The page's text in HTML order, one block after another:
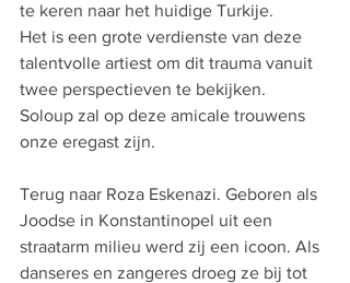
te keren naar het huidige Turkije.
Het is een grote verdienste van deze
talentvolle artiest om dit trauma vanuit
twee perspectieven te bekijken.
Soloup zal op deze amicale trouwens
onze eregast zijn.
Terug naar Roza Eskenazi. Geboren als
Joodse in Konstantinopel uit een
straatarm milieu werd zij een icoon. Als
danseres en zangeres droeg ze bij tot